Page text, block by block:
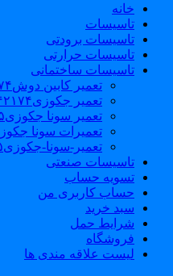
خانه
تاسیسات
تاسیسات برودتی
تاسیسات حرارتی
تاسیسات ساختمانی
تعمیر کابین دوش۸۸۰۴۲۱۷۴_فروش کابین دوش
تعمیر جکوزی۸۸۰۴۲۱۷۴_فروش وان_جکوزی
تعمیر سونا جکوزی۰۹۱۲۱۵۰۷۸۲۵#| Sauna | Jacuzzi
تعمیرات سونا جکوزی۰۹۱۲۱۵۰۷۸۲۵_تعمیر سونا بخار
تعمیر-سونا-جکوزی۰۹۱۲۱۵۰۷۸۲۵-sauna-jacuzzi
تاسیسات صنعتی
تسویه حساب
حساب کاربری من
سبد خرید
شرایط حمل
فروشگاه
لیست علاقه مندی ها